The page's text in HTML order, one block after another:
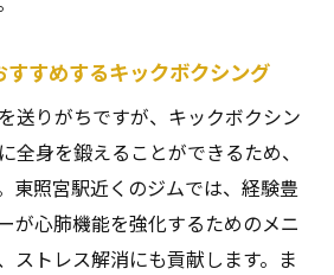
すめするキックボクシング
送りがちですが、キックボクシン
全身を鍛えることができるため、
東照宮駅近くのジムでは、経験豊
が心肺機能を強化するためのメニ
ストレス解消にも貢献します。ま